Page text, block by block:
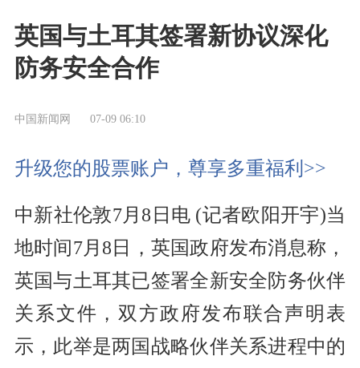
英国与土耳其签署新协议深化
防务安全合作
中国新闻网 07-09 06:10
升级您的股票账户，尊享多重福利>>
中新社伦敦7月8日电 (记者欧阳开宇)当
地时间7月8日，英国政府发布消息称，
英国与土耳其已签署全新安全防务伙伴
关系文件，双方政府发布联合声明表
示，此举是两国战略伙伴关系进程中的